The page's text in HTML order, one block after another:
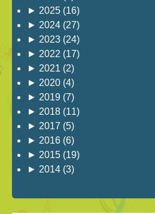
► 2025 (16)
► 2024 (27)
► 2023 (24)
► 2022 (17)
► 2021 (2)
► 2020 (4)
► 2019 (7)
► 2018 (11)
► 2017 (5)
► 2016 (6)
► 2015 (19)
► 2014 (3)